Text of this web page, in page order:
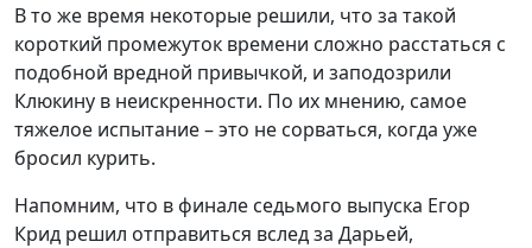
В то же время некоторые решили, что за такой
короткий промежуток времени сложно расстаться с
подобной вредной привычкой, и заподозрили
Клюкину в неискренности. По их мнению, самое
тяжелое испытание – это не сорваться, когда уже
бросил курить.
Напомним, что в финале седьмого выпуска Егор
Крид решил отправиться вслед за Дарьей,